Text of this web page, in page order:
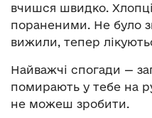
вчишся швидко.
пораненими. Не було
вижили, тепер
Найважчі спогади —
помирають у тебе на
не можеш зробити.